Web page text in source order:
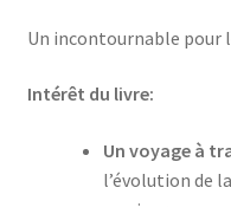
Un incontournable pour
Intérêt du livre:
Un voyage à
l’évolution de